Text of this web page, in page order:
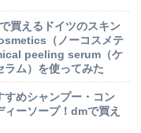
買えるドイツのスキン
（ノーコスメテ
peeling serum（ケ
ラム）を使ってみた
すめシャンプー・コン
ーソープ！dmで買え